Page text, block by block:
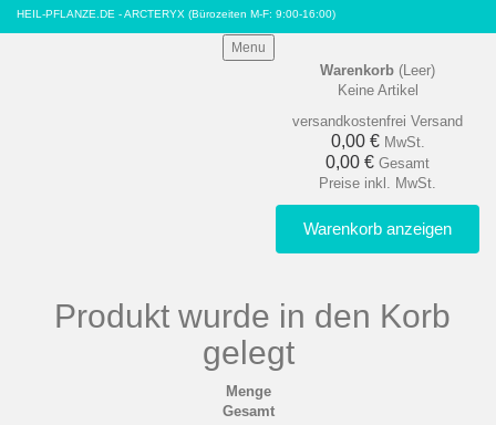
HEIL-PFLANZE.DE - ARCTERYX (Bürozeiten M-F: 9:00-16:00)
Menu
Warenkorb (Leer)
Keine Artikel
versandkostenfrei Versand
0,00 € MwSt.
0,00 € Gesamt
Preise inkl. MwSt.
Warenkorb anzeigen
Produkt wurde in den Korb
gelegt
Menge
Gesamt